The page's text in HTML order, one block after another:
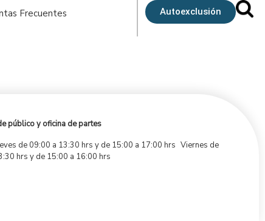
Frecuentes Autoexclusión
público y oficina de partes
de 09:00 a 13:30 hrs y de 15:00 a 17:00 hrs Viernes de
hrs y de 15:00 a 16:00 hrs